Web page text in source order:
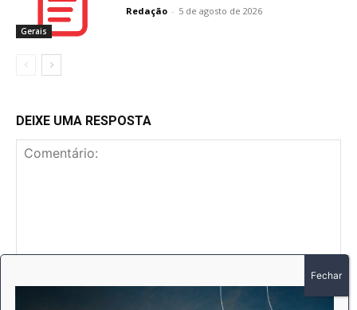
Gerais
Redação - 5 de agosto de 2026
DEIXE UMA RESPOSTA